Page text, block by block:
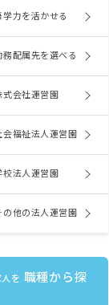
力を活かせる
配属先を選べる
会社運営園
福祉法人運営園
法人運営園
他の法人運営園
を 職種から探